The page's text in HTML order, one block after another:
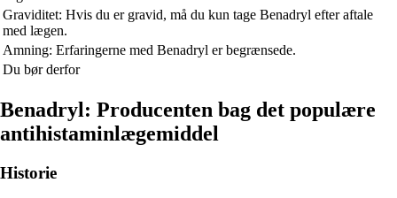
Graviditet: Hvis du er gravid, må du kun tage Benadryl efter aftale
med lægen.
Amning: Erfaringerne med Benadryl er begrænsede.
Du bør derfor
Benadryl: Producenten bag det populære
antihistaminlægemiddel
Historie